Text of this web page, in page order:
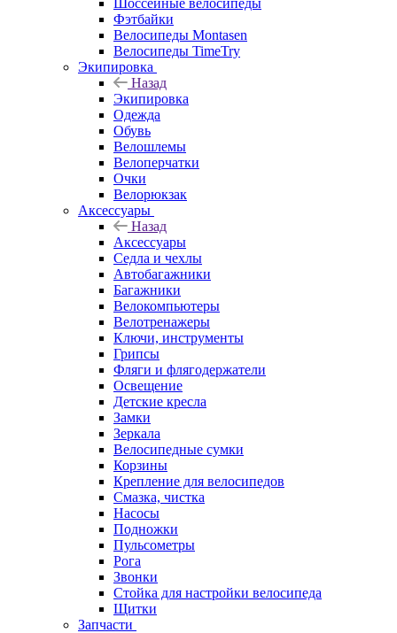
Шоссейные велосипеды
Фэтбайки
Велосипеды Montasen
Велосипеды TimeTry
Экипировка
Назад
Экипировка
Одежда
Обувь
Велошлемы
Велоперчатки
Очки
Велорюкзак
Аксессуары
Назад
Аксессуары
Седла и чехлы
Автобагажники
Багажники
Велокомпьютеры
Велотренажеры
Ключи, инструменты
Грипсы
Фляги и флягодержатели
Освещение
Детские кресла
Замки
Зеркала
Велосипедные сумки
Корзины
Крепление для велосипедов
Смазка, чистка
Насосы
Подножки
Пульсометры
Рога
Звонки
Стойка для настройки велосипеда
Щитки
Запчасти